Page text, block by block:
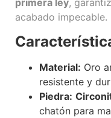
primera ley,
acabado impecable.
Material: Oro
resistente y
Piedra:
chatón para